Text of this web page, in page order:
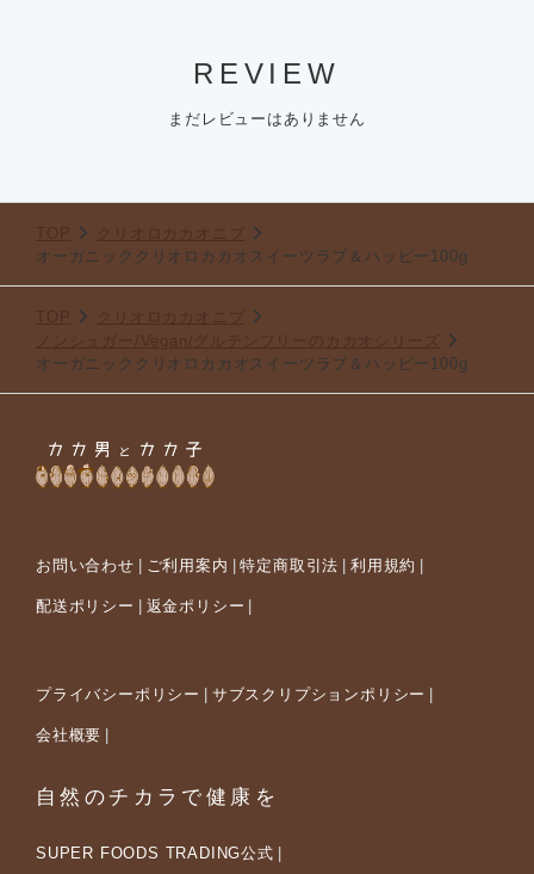
REVIEW
まだレビューはありません
オーガニッククリオロカカオスイーツラブ＆ハッピー100g
オーガニッククリオロカカオスイーツラブ＆ハッピー100g
お問い合わせ ご利用案内 特定商取引法 利用規約
配送ポリシー 返金ポリシー
プライバシーポリシー サブスクリプションポリシー
会社概要
自然のチカラで健康を
SUPER FOODS TRADING公式